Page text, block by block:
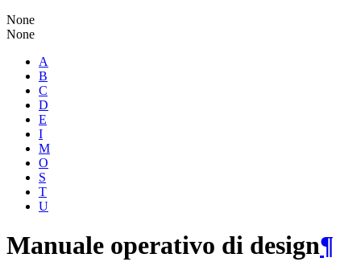
None
None
A
B
C
D
E
I
M
O
S
T
U
Manuale operativo di design¶